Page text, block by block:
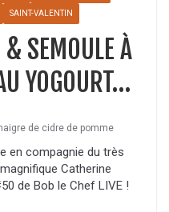
SAINT-VALENTIN
& SEMOULE À
YOGOURT…
de cidre de pomme
en compagnie du très
Catherine
de Bob le Chef LIVE !